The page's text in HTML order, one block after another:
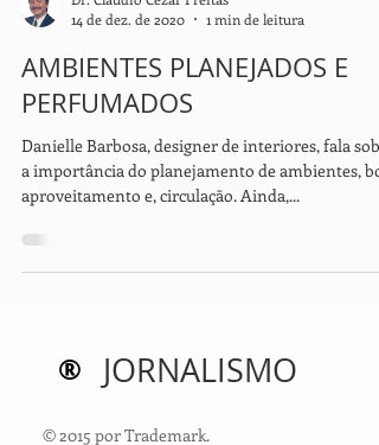
14 de dez. de 2020
1 min de leitura
AMBIENTES PLANEJADOS E
PERFUMADOS
Danielle Barbosa, designer de interiores, fala
aproveitamento e, circulação. Ainda,...
JORNALISMO